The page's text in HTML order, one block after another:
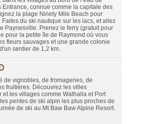
Entrance, connue comme la capitale des
la plage Ninety Mile Beach pour
du ski nautique sur les lacs, et allez
Paynesville. Prenez le ferry (gratuit pour
pour la petite île de Raymond où vous
fleurs sauvages et une grande colonie
sentier de 1,2 km.
de vignobles, de fromageries, de
fruitières. Découvrez les villes
et les villages comme Walhalla et Port
pentes de ski alpin les plus proches de
de ski au Mt Baw Baw Alpine Resort.